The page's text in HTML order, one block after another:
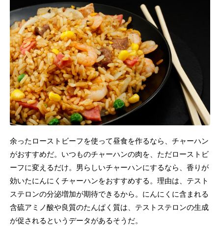
余ったローストビーフを使って昼食を作るなら、チャーハン
がおすすめだ。いつものチャーハンの肉を、ただローストビ
ーフに変えるだけ。男らしいチャーハンにするなら、香りが
効いたにんにくチャーハンをおすすめする。理由は、テスト
ステロンの分泌増加が期待できるから。にんにくに含まれる
含硫アミノ酸や良質のたんぱく質は、テストステロンの生成
が促されるというデータがあるそうだ。